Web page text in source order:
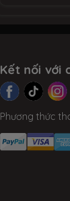
Kết nối với
Phương thức